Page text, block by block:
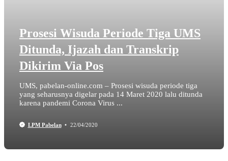
Prosesi Wisuda Periode Tiga UMS
Ditunda, Ijazah dan Transkrip
Dikirim Via Pos
UMS, pabelan-online.com – Prosesi wisuda periode tiga
yang seharusnya digelar pada 14 Maret 2020 lalu ditunda
karena pandemi Corona Virus ...
LPM Pabelan 22/04/2020